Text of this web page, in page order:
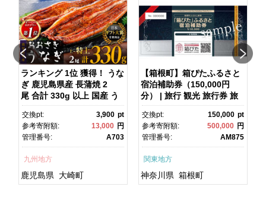
ランキング 1位 獲得！ うな
ぎ 鹿児島県産 長蒲焼 2
尾 合計 330g 以上 国産 う
なぎ 鰻 ウナギ 蒲焼き 蒲
焼 かばやき 魚 魚介 魚貝 海
鮮 うな重 ひつまぶし 蒲
焼 訳あり ギフト 人気 おす
半島 A703
交換pt: 3,900 pt
参考寄附額:
13,000 円
管理番号:
A703
九州地方
鹿児島県 大崎町
【箱根町】箱ぴたふるさと
宿泊補助券（150,000円
分） | 旅行 観光 旅行券 旅
行クーポン クーポン 箱根
町ふるさと納税 神奈川県ふ
るさと納税 神奈川県 箱根
町
交換pt: 150,000 pt
参考寄附額:
500,000 円
管理番号:
AM875
関東地方
神奈川県 箱根町